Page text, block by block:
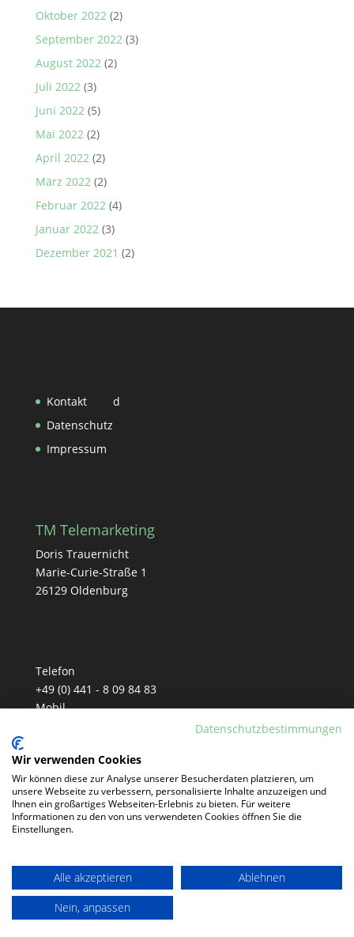
Oktober 2022(2)
September 2022(3)
August 2022(2)
Juli 2022(3)
Juni 2022(5)
Mai 2022(2)
April 2022(2)
März 2022(2)
Februar 2022(4)
Januar 2022(3)
Dezember 2021 (2)
Kontakt
Datenschutz
Impressum
d
TM Telemarketing
Doris Trauernicht
Marie-Curie-Straße 1
26129 Oldenburg
Telefon
+49 (0) 441 - 8 09 84 83
Mobil
info@tm-telemarketing.de
Datenschutzbestimmungen
Wir verwenden Cookies
Wir können diese zur Analyse unserer Besucherdaten platzieren, um
unsere Webseite zu verbessern, personalisierte Inhalte anzuzeigen und
Ihnen ein großartiges Webseiten-Erlebnis zu bieten. Für weitere
Informationen zu den von uns verwendeten Cookies öffnen Sie die
Einstellungen.
Alle akzeptieren
Ablehnen
Nein, anpassen